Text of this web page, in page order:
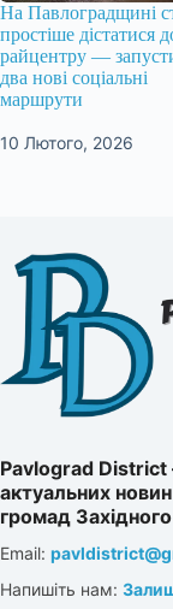
На Павлоградщині
простіше дістатися
райцентру —
два нові соціальні
маршрути
10 Лютого, 2026
Pavlograd
актуальних
громад
Email:
Напишіть нам: